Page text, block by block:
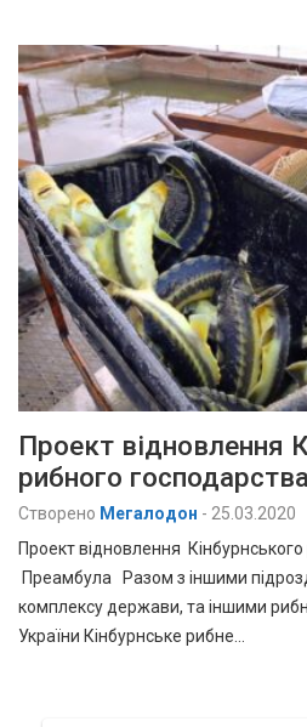
Проект відновлення
рибного господарства
Створено Мегалодон - 25.03.2020
Проект відновлення
Преамбула Разом з іншими
комплексу держави, та іншими
України Кінбурнське рибне…